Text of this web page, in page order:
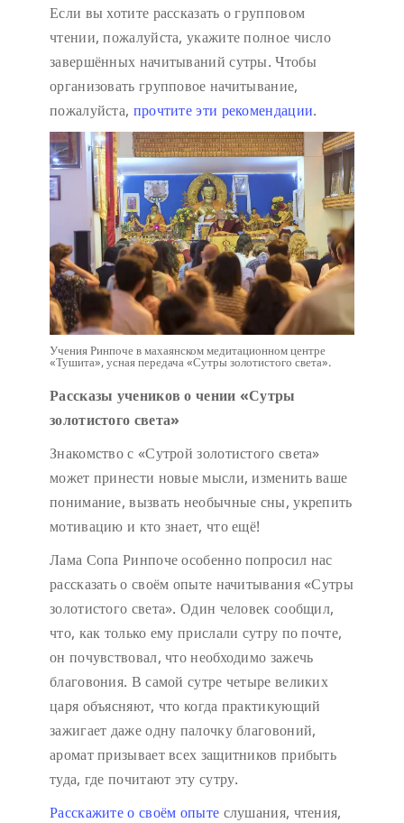
Если вы хотите рассказать о групповом
чтении, пожалуйста, укажите полное число
завершённых начитываний сутры. Чтобы
организовать групповое начитывание,
пожалуйста, прочтите эти рекомендации.
Учения Ринпоче в махаянском медитационном центре
«Тушита», усная передача «Сутры золотистого света».
Рассказы учеников о чении «Сутры
золотистого света»
Знакомство с «Сутрой золотистого света»
может принести новые мысли, изменить ваше
понимание, вызвать необычные сны, укрепить
мотивацию и кто знает, что ещё!
Лама Сопа Ринпоче особенно попросил нас
рассказать о своём опыте начитывания «Сутры
золотистого света». Один человек сообщил,
что, как только ему прислали сутру по почте,
он почувствовал, что необходимо зажечь
благовония. В самой сутре четыре великих
царя объясняют, что когда практикующий
зажигает даже одну палочку благовоний,
аромат призывает всех защитников прибыть
туда, где почитают эту сутру.
Расскажите о своём опыте слушания, чтения,